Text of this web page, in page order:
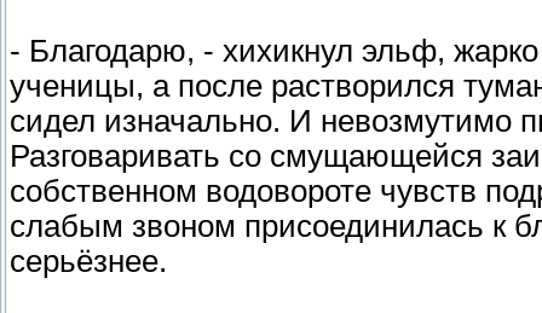
- Благодарю, - хихикнул эльф,
ученицы, а после растворился
сидел изначально. И невозмутимо
Разговаривать со смущающейся
собственном водовороте чувств
слабым звоном присоединилась к
серьёзнее.